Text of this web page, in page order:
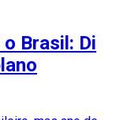
o Brasil: Di